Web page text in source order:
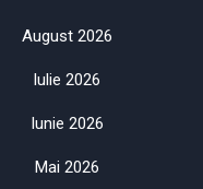
August 2026
Iulie 2026
Iunie 2026
Mai 2026